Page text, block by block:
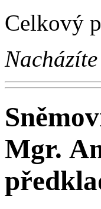
Celkový
Nacházíte
Mgr.